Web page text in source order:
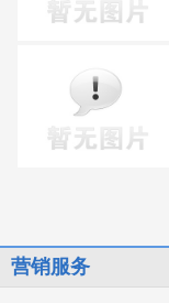
营销服务